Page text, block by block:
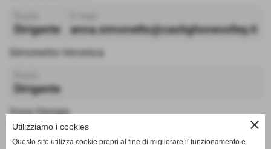
Dirigente anna.simonetto@castiglionevolley.it
Simonetto Veronica
Dirigente
Voza Giorgia
Ruolo:
Dirigente Accompagnatore (PGS MISTA BLU)
close
Utilizziamo i cookies
Questo sito utilizza cookie propri al fine di migliorare il funzionamento e